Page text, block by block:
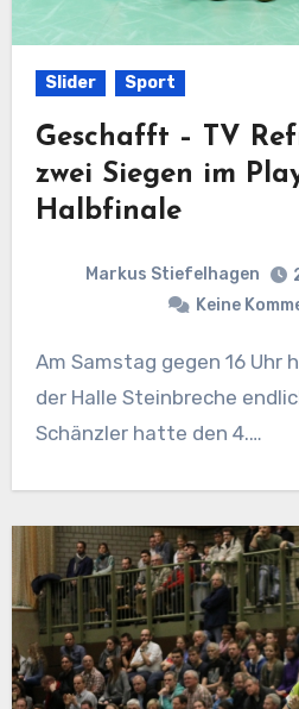
Slider Sport
Geschafft – TV
zwei Siegen im
Halbfinale
Markus Stiefelhagen
Keine
Am Samstag gegen 16 Uhr hatte das Warten in
der Halle Steinbreche
Schänzler hatte den 4.…